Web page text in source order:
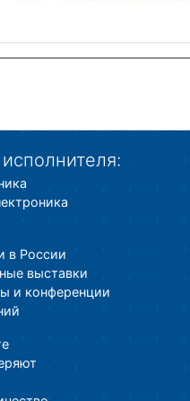
в России
выставки
и конференции